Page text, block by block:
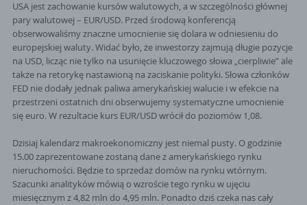
USA jest zachowanie kursów walutowych, a w szczególności głównej
pary walutowej – EUR/USD. Przed środową konferencją
obserwowaliśmy znaczne umocnienie się dolara w odniesieniu do
europejskiej waluty. Widać było, że inwestorzy zajmują długie pozycje
na USD, licząc nie tylko na usunięcie kluczowego słowa „cierpliwie” ale
także na retorykę nastawioną na zaciskanie polityki. Słowa członków
FED nie dodały jednak paliwa amerykańskiej walucie i w efekcie na
przestrzeni ostatnich dni obserwujemy systematyczne umocnienie
się euro. W rezultacie kurs EUR/USD wrócił do poziomów 1,08.
Dzisiaj kalendarz makroekonomiczny jest niemal pusty. O godzinie
15.00 zaprezentowane zostaną dane z amerykańskiego rynku
nieruchomości. Będzie to sprzedaż domów na rynku wtórnym.
Szacunki analityków mówią o wzroście tego rynku w ujęciu
miesięcznym z 4,82 mln do 4,95 mln. Ponadto dziś czeka nas cały